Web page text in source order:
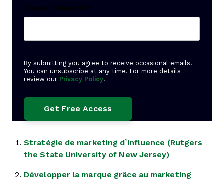
Create Password *
By submitting you agree to receive occasional emails.
You can unsubscribe at any time. For more details
review our Privacy Policy.
Stratégie de marketing d’influence (Rutgers
the State University of New Jersey)
Développer la marque grâce au marketing